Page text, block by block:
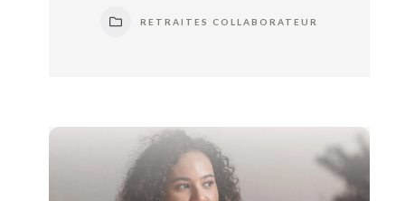
RETRAITES COLLABORATEUR